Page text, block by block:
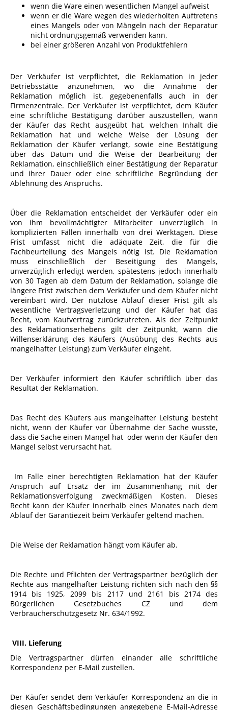
wenn die Ware einen wesentlichen Mangel aufweist
wenn er die Ware wegen des wiederholten Auftretens
eines Mangels oder von Mängeln nach der Reparatur
nicht ordnungsgemäß verwenden kann,
bei einer größeren Anzahl von Produktfehlern
Der Verkäufer ist verpflichtet, die Reklamation in jeder
Betriebsstätte anzunehmen, wo die Annahme der
Reklamation möglich ist, gegebenenfalls auch in der
Firmenzentrale. Der Verkäufer ist verpflichtet, dem Käufer
eine schriftliche Bestätigung darüber auszustellen, wann
der Käufer das Recht ausgeübt hat, welchen Inhalt die
Reklamation hat und welche Weise der Lösung der
Reklamation der Käufer verlangt, sowie eine Bestätigung
über das Datum und die Weise der Bearbeitung der
Reklamation, einschließlich einer Bestätigung der Reparatur
und ihrer Dauer oder eine schriftliche Begründung der
Ablehnung des Anspruchs.
Über die Reklamation entscheidet der Verkäufer oder ein
von ihm bevollmächtigter Mitarbeiter unverzüglich in
komplizierten Fällen innerhalb von drei Werktagen. Diese
Frist umfasst nicht die adäquate Zeit, die für die
Fachbeurteilung des Mangels nötig ist. Die Reklamation
muss einschließlich der Beseitigung des Mangels,
unverzüglich erledigt werden, spätestens jedoch innerhalb
von 30 Tagen ab dem Datum der Reklamation, solange die
längere Frist zwischen dem Verkäufer und dem Käufer nicht
vereinbart wird. Der nutzlose Ablauf dieser Frist gilt als
wesentliche Vertragsverletzung und der Käufer hat das
Recht, vom Kaufvertrag zurückzutreten. Als der Zeitpunkt
des Reklamationserhebens gilt der Zeitpunkt, wann die
Willenserklärung des Käufers (Ausübung des Rechts aus
mangelhafter Leistung) zum Verkäufer eingeht.
Der Verkäufer informiert den Käufer schriftlich über das
Resultat der Reklamation.
Das Recht des Käufers aus mangelhafter Leistung besteht
nicht, wenn der Käufer vor Übernahme der Sache wusste,
dass die Sache einen Mangel hat oder wenn der Käufer den
Mangel selbst verursacht hat.
Im Falle einer berechtigten Reklamation hat der Käufer
Anspruch auf Ersatz der im Zusammenhang mit der
Reklamationsverfolgung zweckmäßigen Kosten. Dieses
Recht kann der Käufer innerhalb eines Monates nach dem
Ablauf der Garantiezeit beim Verkäufer geltend machen.
Die Weise der Reklamation hängt vom Käufer ab.
Die Rechte und Pflichten der Vertragspartner bezüglich der
Rechte aus mangelhafter Leistung richten sich nach den §§
1914 bis 1925, 2099 bis 2117 und 2161 bis 2174 des
Bürgerlichen Gesetzbuches CZ und dem
Verbraucherschutzgesetz Nr. 634/1992.
VIII. Lieferung
Die Vertragspartner dürfen einander alle schriftliche
Korrespondenz per E-Mail zustellen.
Der Käufer sendet dem Verkäufer Korrespondenz an die in
diesen Geschäftsbedingungen angegebene E-Mail-Adresse